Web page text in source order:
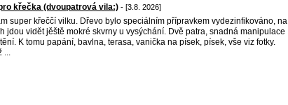
křečka (dvoupatrová vila:) - [3.8. 2026]
super křeččí vilku. Dřevo bylo speciálním přípravkem vydezinfikováno, na
jdou vidět jěště mokré skvrny u vysýchání. Dvě patra, snadná manipulace
K tomu papání, bavlna, terasa, vanička na písek, písek, vše viz fotky.
...